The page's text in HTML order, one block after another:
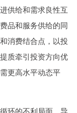
供给和需求良性互
品和服务供给的同
消费结合点，以投
质牵引投资方向优
更高水平动态平